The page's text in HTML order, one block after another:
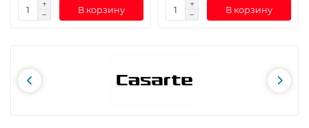
В корзину В корзину